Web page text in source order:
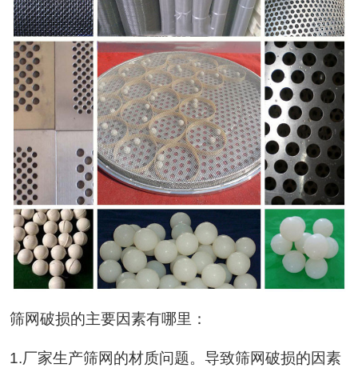
筛网破损的主要因素有哪里：
1.厂家生产筛网的材质问题。导致筛网破损的因素